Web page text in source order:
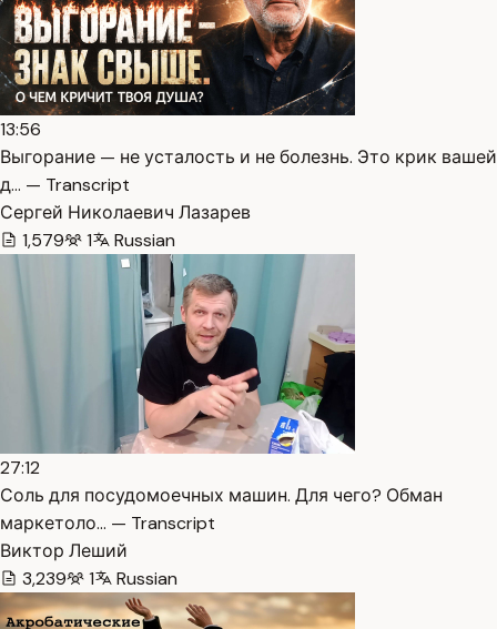
13:56
Выгорание — не усталость и не болезнь. Это крик вашей
д… — Transcript
Сергей Николаевич Лазарев
1,579
1 Russian
27:12
Соль для посудомоечных машин. Для чего? Обман
маркетоло… — Transcript
Виктор Леший
3,239
1 Russian